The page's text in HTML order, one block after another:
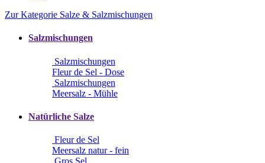
Zur Kategorie Salze & Salzmischungen
Salzmischungen
Salzmischungen
Fleur de Sel - Dose
Salzmischungen
Meersalz - Mühle
Natürliche Salze
Fleur de Sel
Meersalz natur - fein
Gros Sel